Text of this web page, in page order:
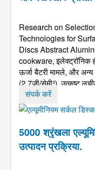
Research on
Technologies for
Discs Abstract
cookware, इलेक्ट्रॉनिक
ऊर्जा बैटरी मामले, और
(2.7जी/सेमी³), उत्कृष्ट
तापीय चालकता (160-
को आवश्यकताओं को
संपर्क करें
5000 श्रृंखला
उत्पादन प्रक्रिया.